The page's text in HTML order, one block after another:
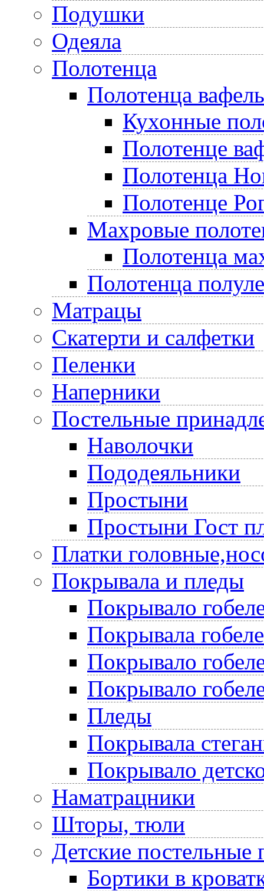
Подушки
Одеяла
Полотенца
Полотенца
Кухонные
Полотенце
Полотенца
Полотенце
Махровые
Полотенца
Полотенца
Матрацы
Скатерти и салфетки
Пеленки
Наперники
Постельные
Наволочки
Пододеяльники
Простыни
Простыни Гост
Платки
Покрывала и пледы
Покрывало
Покрывала
Покрывало
Покрывало
Пледы
Покрывала
Покрывало
Наматрацники
Шторы, тюли
Детские постельные
Бортики в